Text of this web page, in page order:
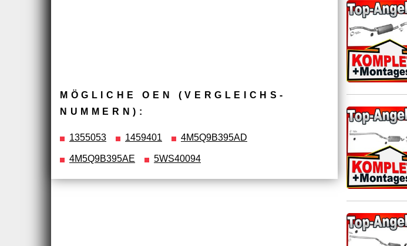
MÖGLICHE OEN (VERGLEICHS­
NUMMERN):
1355053 1459401 4M5Q9B395AD
4M5Q9B395AE 5WS40094